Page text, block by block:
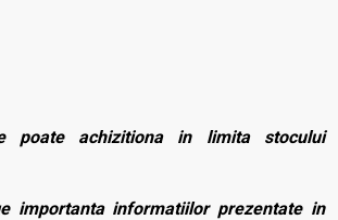
poate achizitiona in limita stocului
importanta informatiilor prezentate in